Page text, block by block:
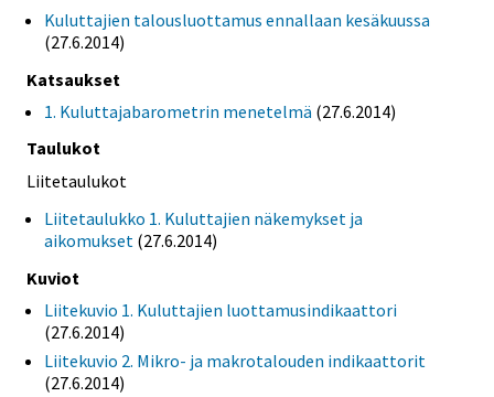
Kuluttajien talousluottamus ennallaan kesäkuussa
(27.6.2014)
Katsaukset
1. Kuluttajabarometrin menetelmä (27.6.2014)
Taulukot
Liitetaulukot
Liitetaulukko 1. Kuluttajien näkemykset ja
aikomukset (27.6.2014)
Kuviot
Liitekuvio 1. Kuluttajien luottamusindikaattori
(27.6.2014)
Liitekuvio 2. Mikro- ja makrotalouden indikaattorit
(27.6.2014)